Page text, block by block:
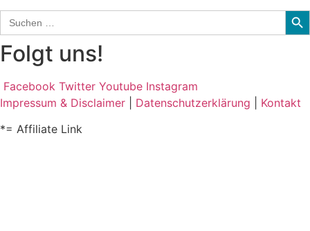
Search
for:
Folgt uns!
Facebook Twitter Youtube Instagram
Impressum & Disclaimer
Datenschutzerklärung
Kontakt
*= Affiliate Link